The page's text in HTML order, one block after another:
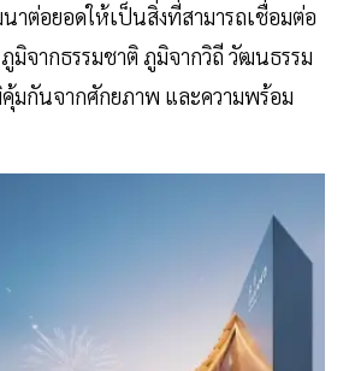
าต่อยอดให้เป็นสิ่งที่สามารถเชื่อมต่อ
มิจากธรรมชาติ ภูมิจากวิถี วัฒนธรรม
มกันจากศักยภาพ และความพร้อม